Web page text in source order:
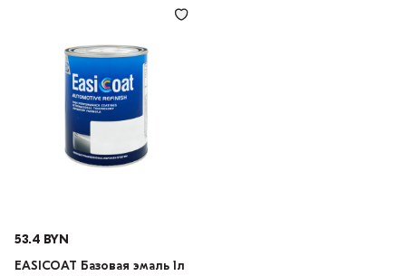
53.4 BYN
EASICOAT Базовая эмаль 1л